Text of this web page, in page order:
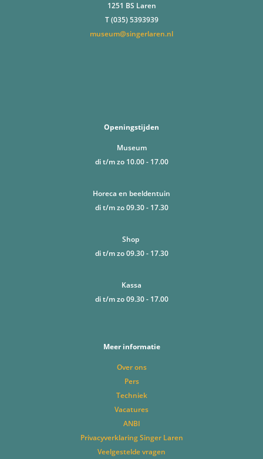
1251 BS Laren
T (035) 5393939
museum@singerlaren.nl
Openingstijden
Museum
di t/m zo 10.00 - 17.00
Horeca en beeldentuin
di t/m zo 09.30 - 17.30
Shop
di t/m zo 09.30 - 17.30
Kassa
di t/m zo 09.30 - 17.00
Meer informatie
Over ons
Pers
Techniek
Vacatures
ANBI
Privacyverklaring Singer Laren
Veelgestelde vragen